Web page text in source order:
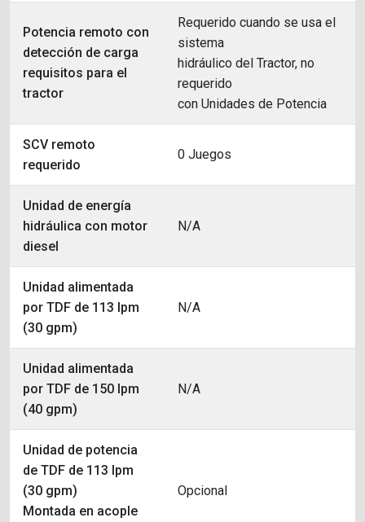
Potencia remoto con
detección de carga
requisitos para el
tractor
Requerido cuando se usa el
sistema
hidráulico del Tractor, no
requerido
con Unidades de Potencia
SCV remoto
requerido
0 Juegos
Unidad de energía
hidráulica con motor
diesel
N/A
Unidad alimentada
por TDF de 113 lpm
(30 gpm)
N/A
Unidad alimentada
por TDF de 150 lpm
(40 gpm)
N/A
Unidad de potencia
de TDF de 113 lpm
(30 gpm)
Montada en acople
Opcional